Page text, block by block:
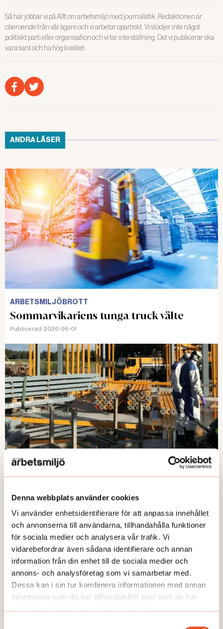
Denna webbplats använder cookies
Vi använder enhetsidentifierare för att anpassa innehållet
och annonserna till användarna, tillhandahålla funktioner
för sociala medier och analysera vår trafik. Vi
vidarebefordrar även sådana identifierare och annan
information från din enhet till de sociala medier och
annons- och analysföretag som vi samarbetar med.
Dessa kan i sin tur kombinera informationen med annan
information som du har tillhandahållit eller som de har
Så här jobbar vi på Allt om arbetsmiljö med journalistik. Redaktionen är
oberoende från vår ägare och vi arbetar opartiskt. Vi stödjer inte något
politiskt parti eller organisation och vi tar inte ställning. Det vi publicerar ska
vara sant och ha hög kvalitet.
ANDRA LÄSER
ARBETSMILJÖBROTT
Sommarvikariens tunga truck välte
Publicerad: 2026-06-01
ARBETSMILJÖBROTT
2026-05-18